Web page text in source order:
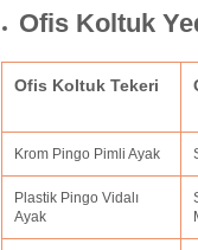
Ofis Koltuk
Ofis Koltuk Tekeri
Krom Pingo Pimli Ayak
Plastik Pingo Vidalı
Ayak